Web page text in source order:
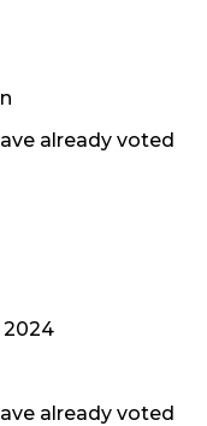
already voted
2024
already voted